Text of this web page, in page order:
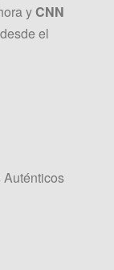
yCNN
el
Auténticos